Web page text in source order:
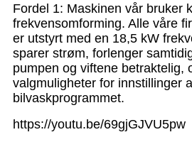
Fordel 1: Maskinen vår bruker
frekvensomforming. Alle våre
er utstyrt med en 18,5 kW
sparer strøm, forlenger
pumpen og viftene betraktelig,
valgmuligheter for innstillinger
bilvaskprogrammet.
https://youtu.be/69gjGJVU5pw